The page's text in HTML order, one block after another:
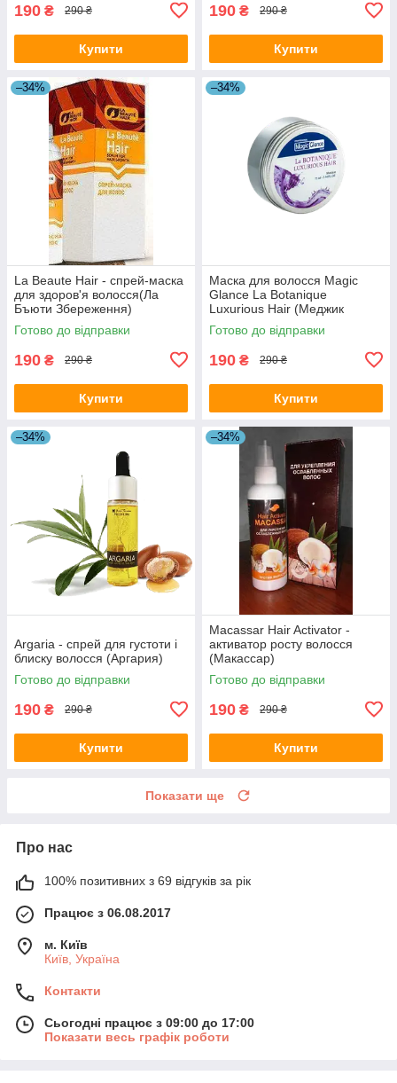
190 ₴ 290 ₴
Купити
190 ₴ 290 ₴
Купити
–34%
La Beaute Hair - спрей-маска
для здоров'я волосся(Ла
Бъюти Збереження)
Готово до відправки
190 ₴ 290 ₴
Купити
–34%
Маска для волосся Magic
Glance La Botanique
Luxurious Hair (Меджик
Глянс)
Готово до відправки
190 ₴ 290 ₴
Купити
–34%
Argaria - спрей для густоти і
блиску волосся (Аргария)
Готово до відправки
190 ₴ 290 ₴
Купити
–34%
Macassar Hair Activator -
активатор росту волосся
(Макассар)
Готово до відправки
190 ₴ 290 ₴
Купити
Показати ще
Про нас
100% позитивних з 69 відгуків за рік
Працює з 06.08.2017
м. Київ
Київ, Україна
Контакти
Сьогодні працює з 09:00 до 17:00
Показати весь графік роботи